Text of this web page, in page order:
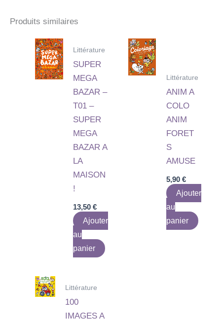
Produits similaires
Littérature
SUPER
MEGA
BAZAR –
T01 –
SUPER
MEGA
BAZAR A
LA
MAISON
!
13,50€
Ajouter
au
panier
Littérature
ANIM A
COLO
ANIM
FORET
S
AMUSE
5,90 €
Ajouter
au
panier
Littérature
100
IMAGES A